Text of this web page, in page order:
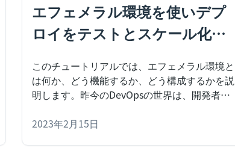
エフェメラル環境を使いデプ
ロイをテストとスケール化を
このチュートリアルでは、エフェメラル環境と
は何か、どう機能するか、どう構成するかを説
明します。 昨今のDevOpsの世界は、開発者の
プローチとツールによって彩られています。手
2023年2月15日